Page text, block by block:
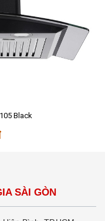
Black
SÀI GÒN